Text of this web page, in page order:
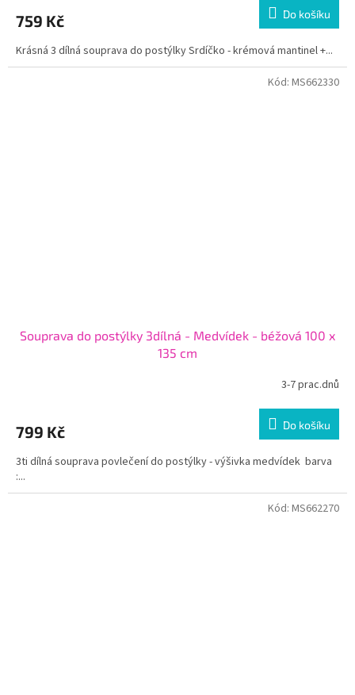
759 Kč Do košíku
Krásná 3 dílná souprava do postýlky Srdíčko - krémová mantinel +...
Souprava do postýlky 3dílná - Medvídek - béžová 100 x
135 cm
3-7 prac.dnů
799 Kč Do košíku
3ti dílná souprava povlečení do postýlky - výšivka medvídek barva
:...
Kód: MS662330
Kód: MS662270